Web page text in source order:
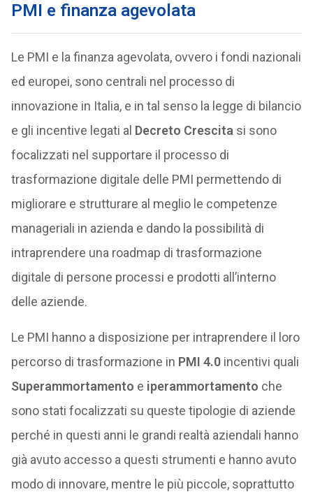
PMI e finanza agevolata
Le PMI e la finanza agevolata, ovvero i fondi nazionali
ed europei, sono centrali nel processo di
innovazione in Italia, e in tal senso la legge di bilancio
e gli incentive legati al Decreto Crescita si sono
focalizzati nel supportare il processo di
trasformazione digitale delle PMI permettendo di
migliorare e strutturare al meglio le competenze
manageriali in azienda e dando la possibilità di
intraprendere una roadmap di trasformazione
digitale di persone processi e prodotti all’interno
delle aziende.
Le PMI hanno a disposizione per intraprendere il loro
percorso di trasformazione in PMI 4.0incentivi quali
Superammortamento e iperammortamento che
sono stati focalizzati su queste tipologie di aziende
perché in questi anni le grandi realtà aziendali hanno
già avuto accesso a questi strumenti e hanno avuto
modo di innovare, mentre le più piccole, soprattutto